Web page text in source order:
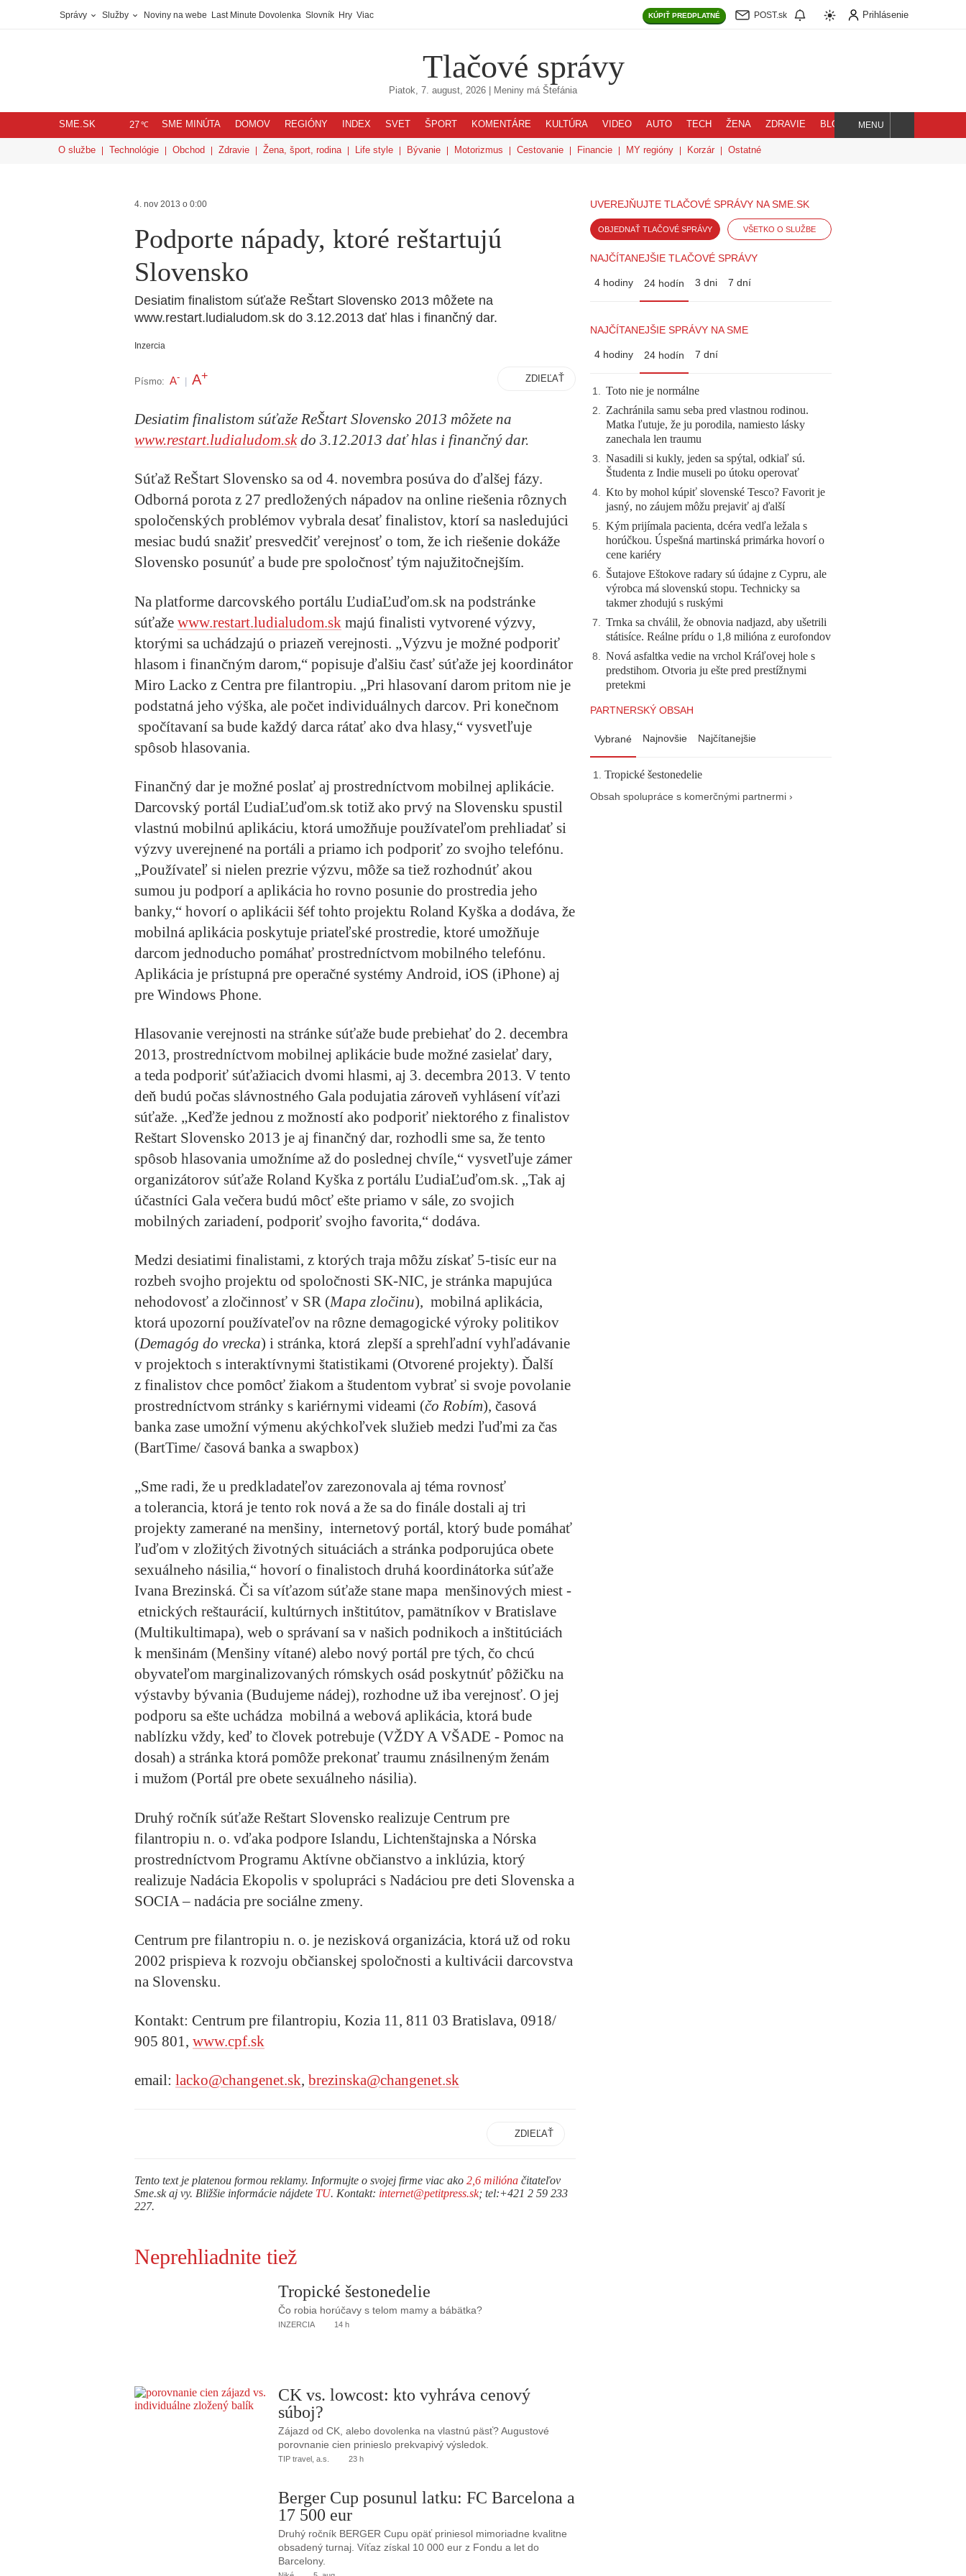
Správy Služby Noviny na webe Last Minute Dovolenka Slovník Hry Viac KÚPIŤ PREDPLATNÉ POST.sk Prihlásenie
Tlačové správy
Piatok, 7. august, 2026 | Meniny má Štefánia
SME.SK 27℃ SME MINÚTA DOMOV REGIÓNY INDEX SVET ŠPORT KOMENTÁRE KULTÚRA VIDEO AUTO TECH ŽENA ZDRAVIE BLOG
Hľadaj
MENU
O službe Technológie Obchod Zdravie Žena, šport, rodina Life style Bývanie Motorizmus Cestovanie Financie MY regióny Korzár Ostatné
4. nov 2013 o 0:00
Podporte nápady, ktoré reštartujú
Slovensko
Desiatim finalistom súťaže ReŠtart Slovensko 2013 môžete na
www.restart.ludialudom.sk do 3.12.2013 dať hlas i finančný dar.
Inzercia
Písmo: A- A+ ZDIEĽAŤ
Desiatim finalistom súťaže ReŠtart Slovensko 2013 môžete na
www.restart.ludialudom.skdo 3.12.2013 dať hlas i finančný dar.
Súťaž ReŠtart Slovensko sa od 4. novembra posúva do ďalšej fázy.
Odborná porota z 27 predložených nápadov na online riešenia rôznych
spoločenských problémov vybrala desať finalistov, ktorí sa nasledujúci
mesiac budú snažiť presvedčiť verejnosť o tom, že ich riešenie dokáže
Slovensko posunúť a bude pre spoločnosť tým najužitočnejším.
Na platforme darcovského portálu ĽudiaĽuďom.sk na podstránke
súťaže www.restart.ludialudom.sk majú finalisti vytvorené výzvy,
ktorými sa uchádzajú o priazeň verejnosti. „Výzvu je možné podporiť
hlasom i finančným darom,“ popisuje ďalšiu časť súťaže jej koordinátor
Miro Lacko z Centra pre filantropiu. „Pri hlasovaní darom pritom nie je
podstatná jeho výška, ale počet individuálnych darcov. Pri konečnom
spočítavaní sa bude každý darca rátať ako dva hlasy,“ vysvetľuje
spôsob hlasovania.
Finančný dar je možné poslať aj prostredníctvom mobilnej aplikácie.
Darcovský portál ĽudiaĽuďom.sk totiž ako prvý na Slovensku spustil
vlastnú mobilnú aplikáciu, ktorá umožňuje používateľom prehliadať si
výzvy uverejnené na portáli a priamo ich podporiť zo svojho telefónu.
„Používateľ si nielen prezrie výzvu, môže sa tiež rozhodnúť akou
sumou ju podporí a aplikácia ho rovno posunie do prostredia jeho
banky,“ hovorí o aplikácii šéf tohto projektu Roland Kyška a dodáva, že
mobilná aplikácia poskytuje priateľské prostredie, ktoré umožňuje
darcom jednoducho pomáhať prostredníctvom mobilného telefónu.
Aplikácia je prístupná pre operačné systémy Android, iOS (iPhone) aj
pre Windows Phone.
Hlasovanie verejnosti na stránke súťaže bude prebiehať do 2. decembra
2013, prostredníctvom mobilnej aplikácie bude možné zasielať dary,
a teda podporiť súťažiacich dvomi hlasmi, aj 3. decembra 2013. V tento
deň budú počas slávnostného Gala podujatia zároveň vyhlásení víťazi
súťaže. „Keďže jednou z možností ako podporiť niektorého z finalistov
Reštart Slovensko 2013 je aj finančný dar, rozhodli sme sa, že tento
spôsob hlasovania umožníme až do poslednej chvíle,“ vysvetľuje zámer
organizátorov súťaže Roland Kyška z portálu ĽudiaĽuďom.sk. „Tak aj
účastníci Gala večera budú môcť ešte priamo v sále, zo svojich
mobilných zariadení, podporiť svojho favorita,“ dodáva.
Medzi desiatimi finalistami, z ktorých traja môžu získať 5-tisíc eur na
rozbeh svojho projektu od spoločnosti SK-NIC, je stránka mapujúca
nehodovosť a zločinnosť v SR (Mapa zločinu), mobilná aplikácia,
ktorá upozorní používateľov na rôzne demagogické výroky politikov
(Demagóg do vrecka) i stránka, ktorá zlepší a sprehľadní vyhľadávanie
v projektoch s interaktívnymi štatistikami (Otvorené projekty). Ďalší
z finalistov chce pomôcť žiakom a študentom vybrať si svoje povolanie
prostredníctvom stránky s kariérnymi videami (čo Robím), časová
banka zase umožní výmenu akýchkoľvek služieb medzi ľuďmi za čas
(BartTime/ časová banka a swapbox)
„Sme radi, že u predkladateľov zarezonovala aj téma rovnosť
a tolerancia, ktorá je tento rok nová a že sa do finále dostali aj tri
projekty zamerané na menšiny, internetový portál, ktorý bude pomáhať
ľuďom v zložitých životných situáciách a stránka podporujúca obete
sexuálneho násilia,“ hovorí o finalistoch druhá koordinátorka súťaže
Ivana Brezinská. Či sa víťazom súťaže stane mapa menšinových miest -
etnických reštaurácií, kultúrnych inštitútov, pamätníkov v Bratislave
(Multikultimapa), web o správaní sa v našich podnikoch a inštitúciách
k menšinám (Menšiny vítané) alebo nový portál pre tých, čo chcú
obyvateľom marginalizovaných rómskych osád poskytnúť pôžičku na
výstavby bývania (Budujeme nádej), rozhodne už iba verejnosť. O jej
podporu sa ešte uchádza mobilná a webová aplikácia, ktorá bude
nablízku vždy, keď to človek potrebuje (VŽDY A VŠADE - Pomoc na
dosah) a stránka ktorá pomôže prekonať traumu znásilneným ženám
i mužom (Portál pre obete sexuálneho násilia).
Druhý ročník súťaže Reštart Slovensko realizuje Centrum pre
filantropiu n. o. vďaka podpore Islandu, Lichtenštajnska a Nórska
prostredníctvom Programu Aktívne občianstvo a inklúzia, ktorý
realizuje Nadácia Ekopolis v spolupráci s Nadáciou pre deti Slovenska a
SOCIA – nadácia pre sociálne zmeny.
Centrum pre filantropiu n. o. je nezisková organizácia, ktorá už od roku
2002 prispieva k rozvoju občianskej spoločnosti a kultivácii darcovstva
na Slovensku.
Kontakt: Centrum pre filantropiu, Kozia 11, 811 03 Bratislava, 0918/
905 801, www.cpf.sk
email: lacko@changenet.sk, brezinska@changenet.sk
ZDIEĽAŤ
Tento text je platenou formou reklamy. Informujte o svojej firme viac ako 2,6 milióna čitateľov
Sme.sk aj vy. Bližšie informácie nájdete TU. Kontakt: internet@petitpress.sk; tel:+421 2 59 233
227.
UVEREJŇUJTE TLAČOVÉ SPRÁVY NA SME.SK
OBJEDNAŤ TLAČOVÉ SPRÁVY VŠETKO O SLUŽBE
NAJČÍTANEJŠIE TLAČOVÉ SPRÁVY
4 hodiny 24 hodín 3 dni 7 dní
NAJČÍTANEJŠIE SPRÁVY NA SME
4 hodiny 24 hodín 7 dní
1. Toto nie je normálne
2. Zachránila samu seba pred vlastnou rodinou.
Matka ľutuje, že ju porodila, namiesto lásky
zanechala len traumu
3. Nasadili si kukly, jeden sa spýtal, odkiaľ sú.
Študenta z Indie museli po útoku operovať
4. Kto by mohol kúpiť slovenské Tesco? Favorit je
jasný, no záujem môžu prejaviť aj ďalší
5. Kým prijímala pacienta, dcéra vedľa ležala s
horúčkou. Úspešná martinská primárka hovorí o
cene kariéry
6. Šutajove Eštokove radary sú údajne z Cypru, ale
výrobca má slovenskú stopu. Technicky sa
takmer zhodujú s ruskými
7. Trnka sa chválil, že obnovia nadjazd, aby ušetrili
státisíce. Reálne prídu o 1,8 milióna z eurofondov
8. Nová asfaltka vedie na vrchol Kráľovej hole s
predstihom. Otvoria ju ešte pred prestížnymi
pretekmi
PARTNERSKÝ OBSAH
Vybrané Najnovšie Najčítanejšie
Tropické šestonedelie
Obsah spolupráce s komerčnými partnermi ›
Neprehliadnite tiež
Tropické šestonedelie
Čo robia horúčavy s telom mamy a bábätka?
INZERCIA 14 h
CK vs. lowcost: kto vyhráva cenový
súboj?
Zájazd od CK, alebo dovolenka na vlastnú päsť? Augustové
porovnanie cien prinieslo prekvapivý výsledok.
TIP travel, a.s. 23 h
Berger Cup posunul latku: FC Barcelona a
17 500 eur
Druhý ročník BERGER Cupu opäť priniesol mimoriadne kvalitne
obsadený turnaj. Víťaz získal 10 000 eur z Fondu a let do
Barcelony.